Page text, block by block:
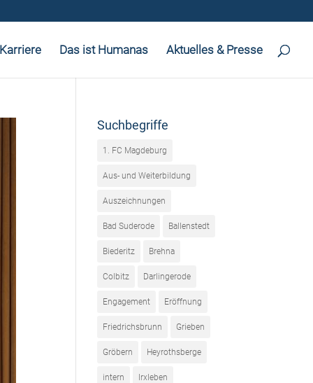
Das ist Humanas Aktuelles & Presse
Suchbegriffe
1. FC Magdeburg
Aus- und Weiterbildung
Auszeichnungen
Bad Suderode Ballenstedt
Biederitz Brehna
Colbitz Darlingerode
Engagement Eröffnung
Friedrichsbrunn Grieben
Gröbern Heyrothsberge
intern Irxleben